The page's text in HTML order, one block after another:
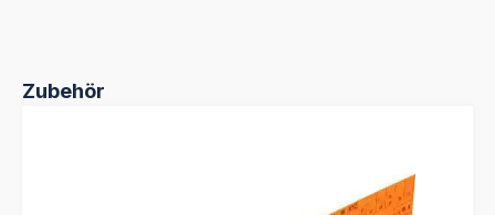
Produktgalerie überspringen
Zubehör